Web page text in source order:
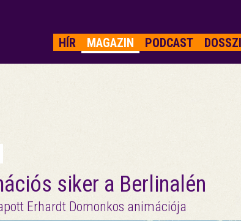
HÍR MAGAZIN PODCAST
siker a Berlinalén
Erhardt Domonkos animációja